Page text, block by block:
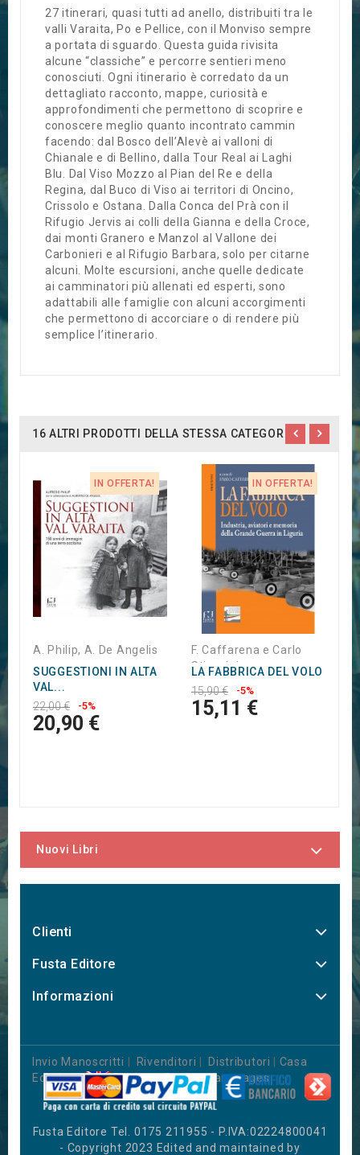
27 itinerari, quasi tutti ad anello, distribuiti tra le
valli Varaita, Po e Pellice, con il Monviso sempre
a portata di sguardo. Questa guida rivisita
alcune “classiche” e percorre sentieri meno
conosciuti. Ogni itinerario è corredato da un
dettagliato racconto, mappe, curiosità e
approfondimenti che permettono di scoprire e
conoscere meglio quanto incontrato cammin
facendo: dal Bosco dell’Alevè ai valloni di
Chianale e di Bellino, dalla Tour Real ai Laghi
Blu. Dal Viso Mozzo al Pian del Re e della
Regina, dal Buco di Viso ai territori di Oncino,
Crissolo e Ostana. Dalla Conca del Prà con il
Rifugio Jervis ai colli della Gianna e della Croce,
dai monti Granero e Manzol al Vallone dei
Carbonieri e al Rifugio Barbara, solo per citarne
alcuni. Molte escursioni, anche quelle dedicate
ai camminatori più allenati ed esperti, sono
adattabili alle famiglie con alcuni accorgimenti
che permettono di accorciare o di rendere più
semplice l’itinerario.
16 ALTRI PRODOTTI DELLA STESSA CATEGORIA:
IN OFFERTA!
A. Philip, A. De Angelis
SUGGESTIONI IN ALTA
VAL...
22,00 €
-5%
20,90 €
IN OFFERTA!
F. Caffarena e Carlo
Stiaccini
LA FABBRICA DEL VOLO
15,90 €
-5%
15,11 €
Nuovi Libri
Clienti
Fusta Editore
Informazioni
Invio Manoscritti Rivenditori Distributori
Casa
Editrice| Books in Foreign Languages
Fusta Editore Tel. 0175 211955 - P.IVA:02224800041
- Copyright 2023 Edited and maintained by